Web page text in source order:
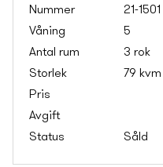
21-1501
5
3 rok
79 kvm
Såld